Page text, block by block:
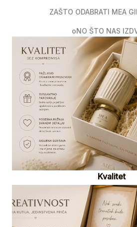
ZAŠTO ODABRATI MEA
oNO ŠTO NAS
Kvalitet